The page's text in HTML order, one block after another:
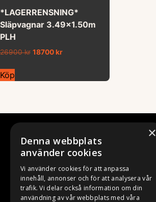
*LAGERRENSNING*
Släpvagnar 3.49×1.50m
PLH
26900kr 18700kr
Köp
×
Denna webbplats
använder cookies
Vi använder cookies för att anpassa
innehåll, annonser och för att analysera vår
trafik. Vi delar också information om din
användning av vår webbplats med våra